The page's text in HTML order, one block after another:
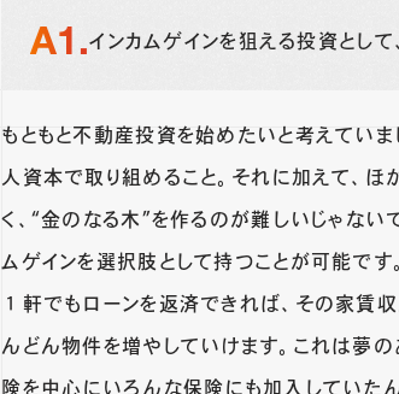
インカムゲインを狙える投資とし
もともと不動産投資を始めたいと考えてい
人資本で取り組めること。それに加えて、
く、“金のなる木”を作るのが難しいじゃない
ムゲインを選択肢として持つことが可能で
１軒でもローンを返済できれば、その家賃
んどん物件を増やしていけます。これは夢
険を中心にいろんな保険にも加入していた